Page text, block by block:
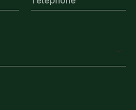
du vendeur
€ / an